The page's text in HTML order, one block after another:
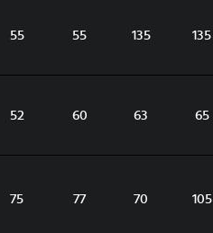
55 55 135 135
52 60 63 65
75 77 70 105